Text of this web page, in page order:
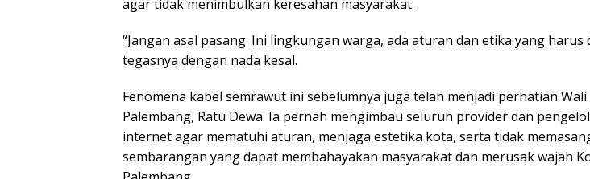
agar tidak menimbulkan keresahan masyarakat.
“Jangan asal pasang. Ini lingkungan warga, ada aturan dan etika yang harus
tegasnya dengan nada kesal.
Fenomena kabel semrawut ini sebelumnya juga telah menjadi perhatian Wali
Palembang, Ratu Dewa. Ia pernah mengimbau seluruh provider dan
internet agar mematuhi aturan, menjaga estetika kota, serta tidak
sembarangan yang dapat membahayakan masyarakat dan merusak wajah